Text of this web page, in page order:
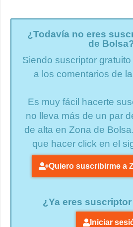
¿Todavía no eres
de
Siendo suscriptor
a los comentarios de
Es muy fácil hacerte
no lleva más de un par
de alta en Zona de
que hacer click en el
Quiero suscribirme a
¿Ya eres
Iniciar